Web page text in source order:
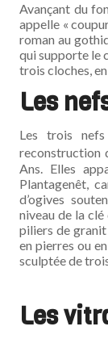
Avançant du
appelle «
roman au
qui supporte le
trois cloches,
Les
Les trois nefs
reconstruction
Ans. Elles
Plantagenêt,
d’ogives
niveau de la
piliers de granit
en pierres ou
sculptée de
Les